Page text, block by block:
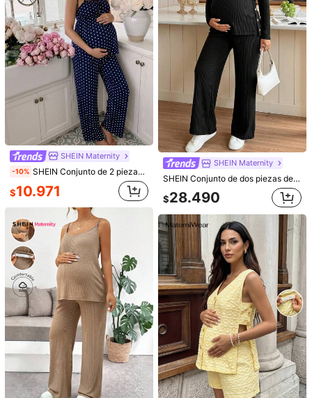
SHEIN Maternity
SHEIN Camiseta Funcional De Lactancia De Manga Corta A Rayas De Maternidad
9.427
Estimado
Slowluna
Slowluna Set de 2 piezas de chaqueta con hombros caídos y encaje de contraste y vestido de lactancia sin mangas, conjunto de ropa de estar por casa y pijama para lactancia materna
Slowluna
Slowluna Camiseta de lactancia casual de verano con estampado de corazón y eslogan
12.090
$12.894
MaterniWear
SHEIN Maternity
-10% SHEIN Conjunto de 2 piezas de top de tirantes con estampado de lunares y pantalones largos holgados con cintura ajustable para maternidad
$10.971
SHEIN Maternity
SHEIN Conjunto de dos piezas de maternidad en color negro: Top con abertura lateral & Pantalones (Con función de lactancia) – Estilo casual para otoño; Adecuado para descansar o salir. Otoño
$28.490